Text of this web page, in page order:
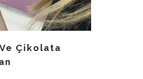
Çikolata